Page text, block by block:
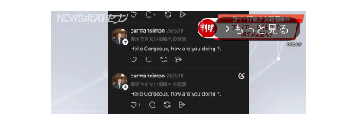
arrow_forward_ios もっと見る